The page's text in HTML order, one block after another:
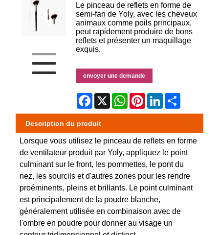
Le pinceau de reflets en forme de
semi-fan de Yoly, avec les cheveux
animaux comme poils principaux,
peut rapidement produire de bons
reflets et présenter un maquillage
exquis.
envoyer une demande
Facebook
X WhatsApp
PinterestLinkedIn
Description du produit
Lorsque vous utilisez le pinceau de reflets en forme
de ventilateur produit par Yoly, appliquez le point
culminant sur le front, les pommettes, le pont du
nez, les sourcils et d'autres zones pour les rendre
proéminents, pleins et brillants. Le point culminant
est principalement de la poudre blanche,
généralement utilisée en combinaison avec de
l'ombre en poudre pour donner au visage un